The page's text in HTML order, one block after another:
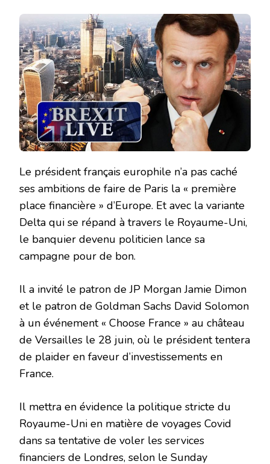
Le président français europhile n’a pas caché
ses ambitions de faire de Paris la « première
place financière » d’Europe. Et avec la variante
Delta qui se répand à travers le Royaume-Uni,
le banquier devenu politicien lance sa
campagne pour de bon.
Il a invité le patron de JP Morgan Jamie Dimon
et le patron de Goldman Sachs David Solomon
à un événement « Choose France » au château
de Versailles le 28 juin, où le président tentera
de plaider en faveur d’investissements en
France.
Il mettra en évidence la politique stricte du
Royaume-Uni en matière de voyages Covid
dans sa tentative de voler les services
financiers de Londres, selon le Sunday